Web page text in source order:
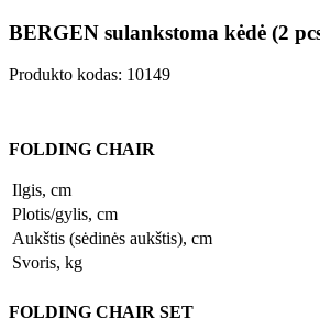
BERGEN sulankstoma kėdė (2
Produkto kodas: 10149
FOLDING CHAIR
Ilgis, cm
Plotis/gylis, cm
Aukštis (sėdinės aukštis), cm
Svoris, kg
FOLDING CHAIR SET